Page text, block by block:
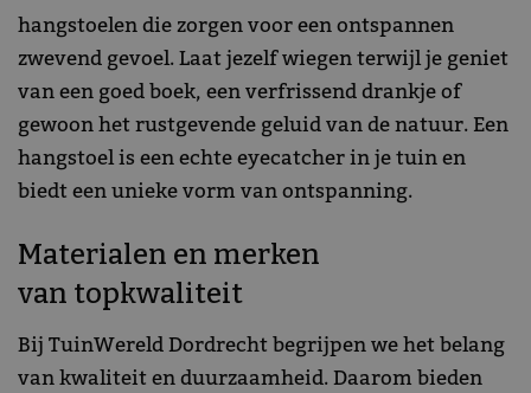
hangstoelen die zorgen voor een ontspannen
zwevend gevoel. Laat jezelf wiegen terwijl je geniet
van een goed boek, een verfrissend drankje of
gewoon het rustgevende geluid van de natuur. Een
hangstoel is een echte eyecatcher in je tuin en
biedt een unieke vorm van ontspanning.
Materialen en merken
van topkwaliteit
Bij TuinWereld Dordrecht begrijpen we het belang
van kwaliteit en duurzaamheid. Daarom bieden